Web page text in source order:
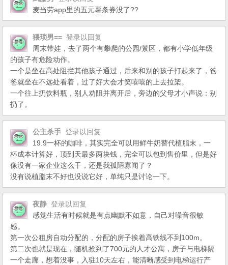
麦当劳app里的五元薯条券没了??
猥琐男== 登录以回复
周末带娃，去了两个有攀爬的公园/景区，都有小学低年级
的孩子有危险动作。
一个是坐在高处阻拦其他孩子通过，后来和别的孩子打起来了，爸
爸就坐在不远处看着，过了好大会才笑嘻嘻的上去拉架。
一个往上扔饮料瓶，别人劝阻并离开后，旁边的父母才小声说：别
扔了。
公主杀手 登录以回复
19.9一杯的咖啡，其实完全可以用鲜牛奶替代植脂末，一
杯成本计算好，顶到天最多两块钱，完全可以包到售价里，但是好
像没有一家企业这么干，还是我孤陋寡闻了？
没有说植脂末不好也没说它好，单纯只是讨论一下。
夜静 登录以回复
感觉生活有时候就是有点幽默不如意，自己对噪音很敏
感。
第一次公租房自动分配的，分配的房子挨着高铁线不到100m。
第二次也就是现在，随机抢到了700元的人才公寓，房子与电梯隔
一个走廊，想着没事，入驻10天左右，能清晰感受到电梯运行产